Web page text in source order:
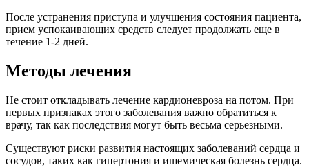
После устранения приступа и улучшения состояния пациента,
прием успокаивающих средств следует продолжать еще в
течение 1-2 дней.
Методы лечения
Не стоит откладывать лечение кардионевроза на потом. При
первых признаках этого заболевания важно обратиться к
врачу, так как последствия могут быть весьма серьезными.
Существуют риски развития настоящих заболеваний сердца и
сосудов, таких как гипертония и ишемическая болезнь сердца.